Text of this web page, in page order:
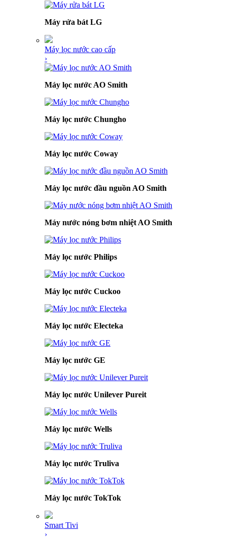
Máy rửa bát LG
Máy lọc nước cao cấp
›
Máy lọc nước AO Smith
Máy lọc nước Chungho
Máy lọc nước Coway
Máy lọc nước đầu nguồn AO Smith
Máy nước nóng bơm nhiệt AO Smith
Máy lọc nước Philips
Máy lọc nước Cuckoo
Máy lọc nước Electeka
Máy lọc nước GE
Máy lọc nước Unilever Pureit
Máy lọc nước Wells
Máy lọc nước Truliva
Máy lọc nước TokTok
Smart Tivi
›